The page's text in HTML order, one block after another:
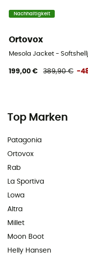
Nachhaltigkeit
Ortovox
Mesola Jacket -
199,00 € 389,90 € -
Top Marken
Patagonia
Ortovox
Rab
La Sportiva
Lowa
Altra
Millet
Moon Boot
Helly Hansen